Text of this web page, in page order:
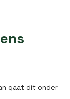
gaat dit onder